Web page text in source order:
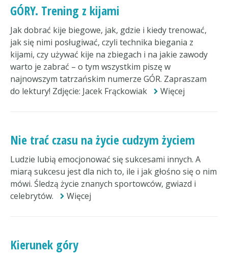
GÓRY. Trening z kijami
Jak dobrać kije biegowe, jak, gdzie i kiedy trenować,
jak się nimi posługiwać, czyli technika biegania z
kijami, czy używać kije na zbiegach i na jakie zawody
warto je zabrać – o tym wszystkim piszę w
najnowszym tatrzańskim numerze GÓR. Zapraszam
do lektury! Zdjęcie: Jacek Frąckowiak
Więcej
Nie trać czasu na życie cudzym życiem
Ludzie lubią emocjonować się sukcesami innych. A
miarą sukcesu jest dla nich to, ile i jak głośno się o nim
mówi. Śledzą życie znanych sportowców, gwiazd i
celebrytów.
Więcej
Kierunek góry